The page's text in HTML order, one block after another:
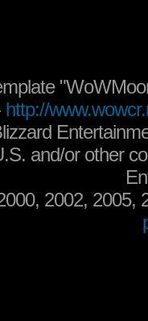
http://
and/or other
2002, 2005,